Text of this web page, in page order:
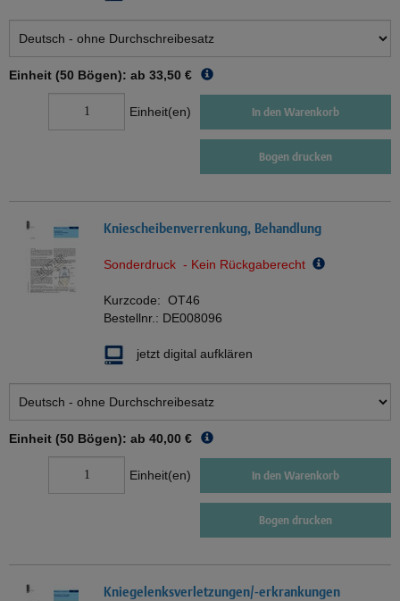
Einheit (50 Bögen): ab 33,50 €
Einheit(en) In den Warenkorb
Bogen drucken
Kniescheibenverrenkung, Behandlung
Sonderdruck - Kein Rückgaberecht
Kurzcode: OT46
Bestellnr.: DE008096
jetzt digital aufklären
Einheit (50 Bögen): ab 40,00 €
Einheit(en) In den Warenkorb
Bogen drucken
Kniegelenksverletzungen/-erkrankungen